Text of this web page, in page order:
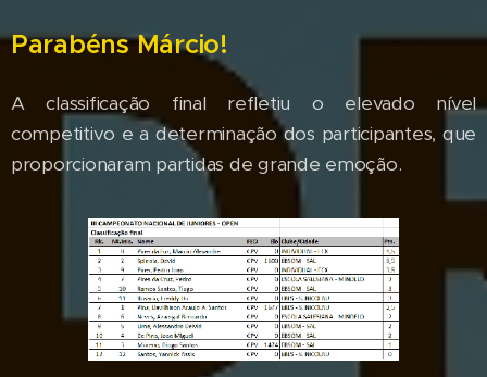
Parabéns Márcio!
A classificação final refletiu o elevado nível
competitivo e a determinação dos participantes, que
proporcionaram partidas de grande emoção.